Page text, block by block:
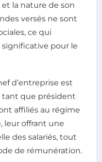
la nature de son
versés ne sont
ce qui
pour le
d’entreprise est
tant que président
affiliés au régime
leur offrant une
des salariés, tout
de rémunération.